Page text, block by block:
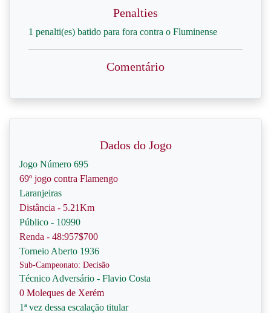
Penalties
1 penalti(es) batido para fora contra o Fluminense
Comentário
Dados do Jogo
Jogo Número 695
69º jogo contra Flamengo
Laranjeiras
Distância - 5.21Km
Público - 10990
Renda - 48:957$700
Torneio Aberto 1936
Sub-Campeonato: Decisão
Técnico Adversário - Flavio Costa
0 Moleques de Xerém
1ª vez dessa escalação titular